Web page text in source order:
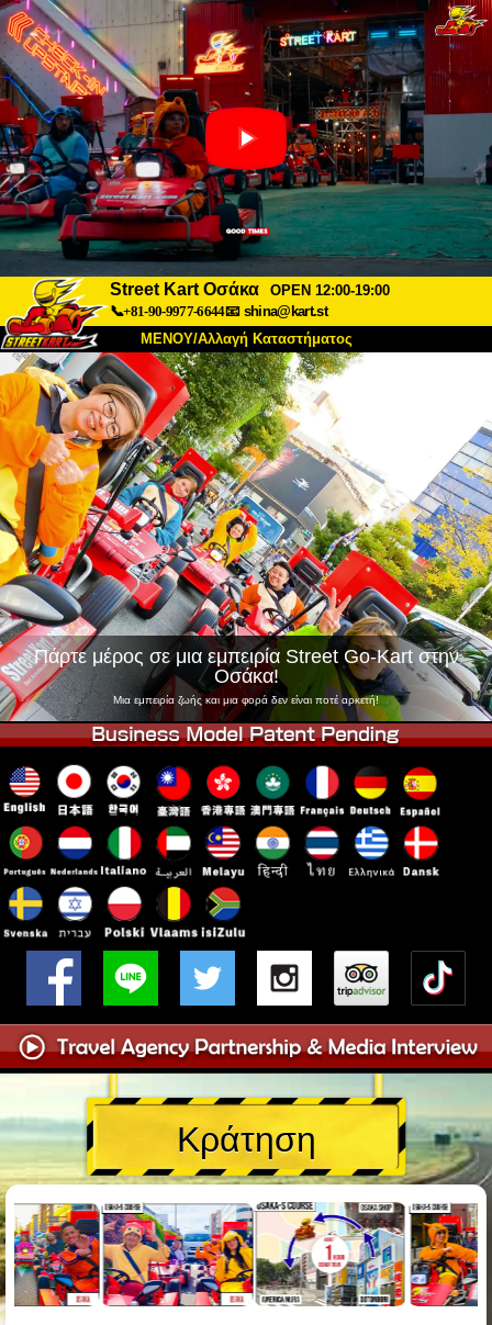
Street Kart Οσάκα
OPEN 12:00-19:00
📞+81-90-9977-6644📧 shina@kart.st
ΜΕΝΟΥ/Αλλαγή Καταστήματος
ΚΥΡΙΩΣ
Σχετικά Προδιαγραφές
Πρόσβαση Αναφορές Συχνές Ερωτήσεις
Εταιρεία Κράτηση
Αλλαγή Καταστήματος
Τόκιο Σινάγαουα #1 Τόκιο Ακίχαμπαρα #1
Τόκιο Ακίχαμπαρα #2 Τόκιο Σιμπούγια
Τόκιο Σιμπούγια Annex Τόκιο Κόλπος
Τόκιο Ασακούσα Οσάκα
Οκινάουα
Πάρτε μέρος σε μια εμπειρία Street Go-Kart στην
Οσάκα!
Μια εμπειρία ζωής και μια φορά δεν είναι ποτέ αρκετή!
Κράτηση